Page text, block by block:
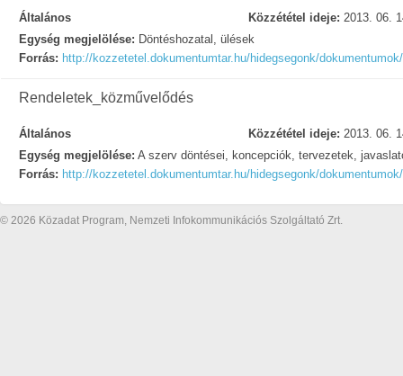
Általános Közzététel ideje: 2013. 06.
Egység megjelölése: Döntéshozatal, ülések
Forrás: http://kozzetetel.dokumentumtar.hu/hidegsegonk/
Rendeletek_közművelődés
Általános Közzététel ideje: 2013. 06.
Egység megjelölése: A szerv döntései, koncepciók, tervezetek,
Forrás: http://kozzetetel.dokumentumtar.hu/hidegsegonk/
© 2026 Közadat Program, Nemzeti Infokommunikációs Szolgáltató Zrt.